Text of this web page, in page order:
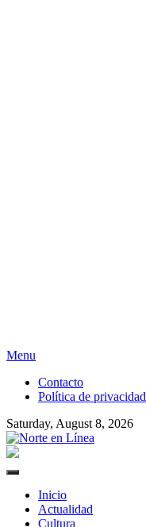
Skip
content
Menu
Contacto
Política de privacidad
Saturday, August 8, 2026
Primary
Inicio
Actualidad
Cultura